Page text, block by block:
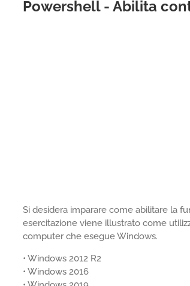
Powershell - Abilita
Si desidera imparare come abilitare la
esercitazione viene illustrato come
computer che esegue Windows.
• Windows 2012 R2
• Windows 2016